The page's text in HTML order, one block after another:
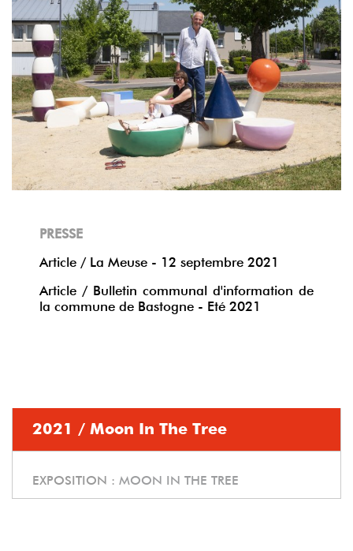
PRESSE
Article / La Meuse - 12 septembre 2021
Article / Bulletin communal d'information de
la commune de Bastogne - Eté 2021
2021 / Moon In The Tree
EXPOSITION : MOON IN THE TREE